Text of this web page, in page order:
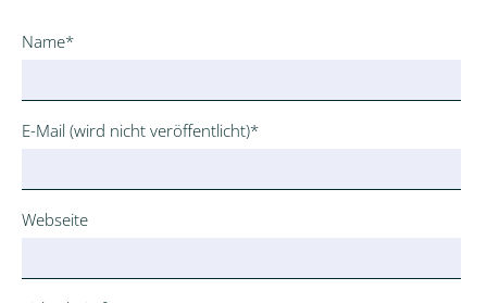
Pflichtfeld
Name*
Pflichtfeld
E-Mail (wird nicht veröffentlicht)*
Webseite